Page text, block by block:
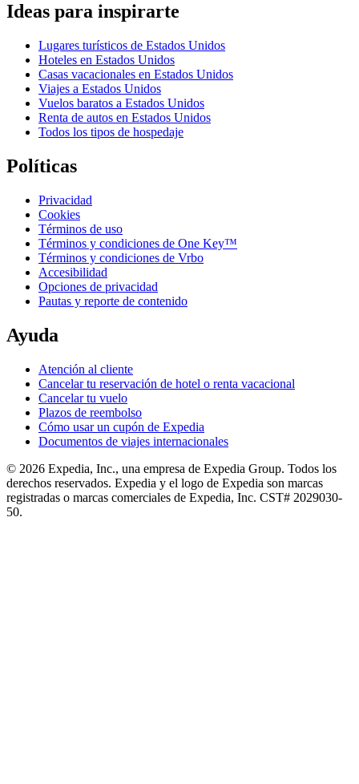
Ideas para inspirarte
Lugares turísticos de Estados Unidos
Hoteles en Estados Unidos
Casas vacacionales en Estados Unidos
Viajes a Estados Unidos
Vuelos baratos a Estados Unidos
Renta de autos en Estados Unidos
Todos los tipos de hospedaje
Políticas
Privacidad
Cookies
Términos de uso
Términos y condiciones de One Key™
Términos y condiciones de Vrbo
Accesibilidad
Opciones de privacidad
Pautas y reporte de contenido
Ayuda
Atención al cliente
Cancelar tu reservación de hotel o renta vacacional
Cancelar tu vuelo
Plazos de reembolso
Cómo usar un cupón de Expedia
Documentos de viajes internacionales
© 2026 Expedia, Inc., una empresa de Expedia Group. Todos los
derechos reservados. Expedia y el logo de Expedia son marcas
registradas o marcas comerciales de Expedia, Inc. CST# 2029030-
50.